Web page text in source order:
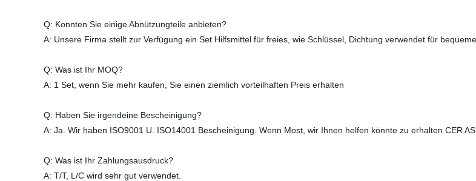
Q: Konnten Sie einige Abnützungteile anbieten?
A: Unsere Firma stellt zur Verfügung ein Set Hilfsmittel für freies, wie Schlüssel, Dichtung verwendet für
Q: Was ist Ihr MOQ?
A: 1 Set, wenn Sie mehr kaufen, Sie einen ziemlich vorteilhaften Preis erhalten
Q: Haben Sie irgendeine Bescheinigung?
A: Ja. Wir haben ISO9001 U. ISO14001 Bescheinigung. Wenn Most, wir Ihnen helfen könnte zu erhalten CER
Q: Was ist Ihr Zahlungsausdruck?
A: T/T, L/C wird sehr gut verwendet.